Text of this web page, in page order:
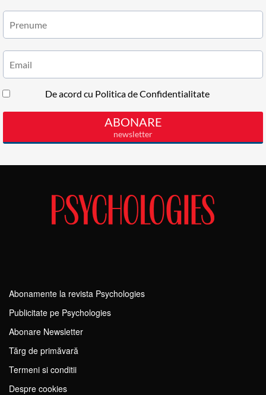
Abonamente la revista Psychologies
Publicitate pe Psychologies
Abonare Newsletter
Tărg de primăvară
Termeni si conditii
Despre cookies